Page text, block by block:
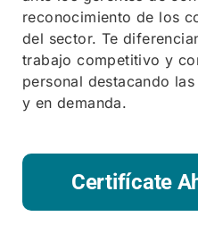
reconocimiento de los
del sector. Te
trabajo competitivo y
personal destacando
y en demanda.
Certifícate